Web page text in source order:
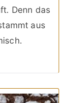
Denn das
aus